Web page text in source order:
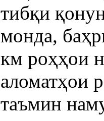
тибқи
монда,
км роҳҳои
аломатҳои
таъмин